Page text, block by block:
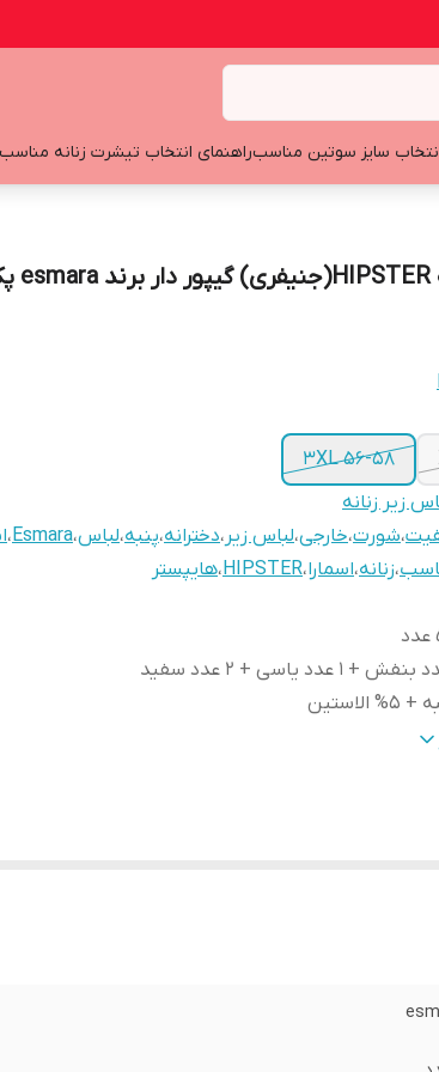
سایز سوتین مناسبراهنمای انتخاب تیشرت زنانه مناسب
3XL 56-58
زیر زنانه
،شورت،خارجی،لباس زیر ،دخترانه،پنبه،لباس،Esmara،
،زنانه،اسمارا،HIPSTER،هایپستر